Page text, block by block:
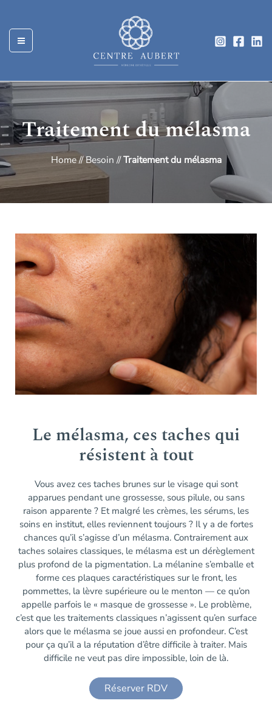
contenu
Traitement du mélasma
Home//Besoin //Traitement du mélasma
Le mélasma, ces taches qui
résistent à tout
Vous avez ces taches brunes sur le visage qui sont
apparues pendant une grossesse, sous pilule, ou sans
raison apparente ? Et malgré les crèmes, les sérums, les
soins en institut, elles reviennent toujours ? Il y a de fortes
chances qu’il s’agisse d’un mélasma. Contrairement aux
taches solaires classiques, le mélasma est un dérèglement
plus profond de la pigmentation. La mélanine s’emballe et
forme ces plaques caractéristiques sur le front, les
pommettes, la lèvre supérieure ou le menton — ce qu’on
appelle parfois le « masque de grossesse ». Le problème,
c’est que les traitements classiques n’agissent qu’en surface
alors que le mélasma se joue aussi en profondeur. C’est
pour ça qu’il a la réputation d’être difficile à traiter. Mais
difficile ne veut pas dire impossible, loin de là.
Réserver RDV